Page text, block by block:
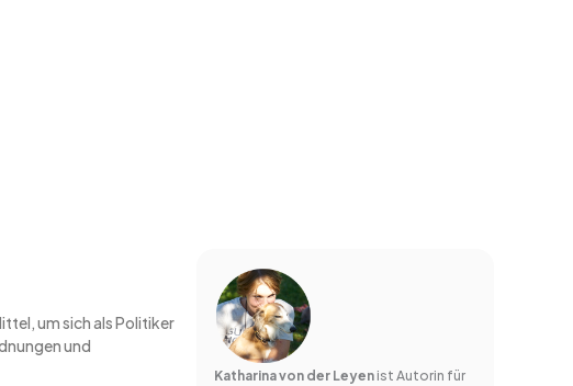
um sich als Politiker
und
Katharina von der Leyen ist Autorin für